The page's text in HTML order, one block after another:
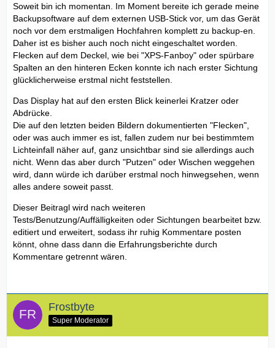
Soweit bin ich momentan. Im Moment bereite ich gerade meine
Backupsoftware auf dem externen USB-Stick vor, um das Gerät
noch vor dem erstmaligen Hochfahren komplett zu backup-en.
Daher ist es bisher auch noch nicht eingeschaltet worden.
Flecken auf dem Deckel, wie bei "XPS-Fanboy" oder spürbare
Spalten an den hinteren Ecken konnte ich nach erster Sichtung
glücklicherweise erstmal nicht feststellen.
Das Display hat auf den ersten Blick keinerlei Kratzer oder
Abdrücke.
Die auf den letzten beiden Bildern dokumentierten "Flecken",
oder was auch immer es ist, fallen zudem nur bei bestimmtem
Lichteinfall näher auf, ganz unsichtbar sind sie allerdings auch
nicht. Wenn das aber durch "Putzen" oder Wischen weggehen
wird, dann würde ich darüber erstmal noch hinwegsehen, wenn
alles andere soweit passt.
Dieser Beitragl wird nach weiteren
Tests/Benutzung/Auffälligkeiten oder Sichtungen bearbeitet bzw.
editiert und erweitert, sodass ihr ruhig Kommentare posten
könnt, ohne dass dann die Erfahrungsberichte durch
Kommentare getrennt wären.
Frostbyte
Super Moderator